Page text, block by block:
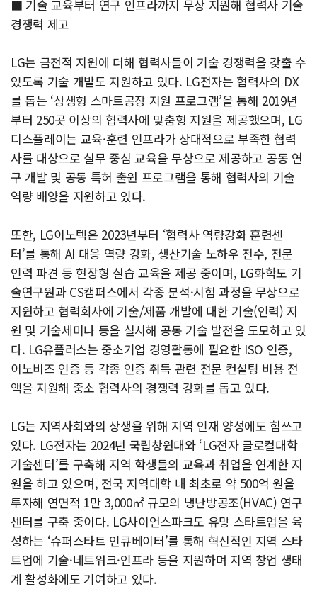
■ 기술 교육부터 연구 인프라까지 무상 지원해 협력사 기술
경쟁력 제고
LG는 금전적 지원에 더해 협력사들이 기술 경쟁력을 갖출 수
있도록 기술 개발도 지원하고 있다. LG전자는 협력사의 DX
를 돕는 ‘상생형 스마트공장 지원 프로그램’을 통해 2019년
부터 250곳 이상의 협력사에 맞춤형 지원을 제공했으며, LG
디스플레이는 교육·훈련 인프라가 상대적으로 부족한 협력
사를 대상으로 실무 중심 교육을 무상으로 제공하고 공동 연
구 개발 및 공동 특허 출원 프로그램을 통해 협력사의 기술
역량 배양을 지원하고 있다.
또한, LG이노텍은 2023년부터 ‘협력사 역량강화 훈련센
터’를 통해 AI 대응 역량 강화, 생산기술 노하우 전수, 전문
인력 파견 등 현장형 실습 교육을 제공 중이며, LG화학도 기
술연구원과 CS캠퍼스에서 각종 분석·시험 과정을 무상으로
지원하고 협력회사에 기술/제품 개발에 대한 기술(인력) 지
원 및 기술세미나 등을 실시해 공동 기술 발전을 도모하고 있
다. LG유플러스는 중소기업 경영활동에 필요한 ISO 인증,
이노비즈 인증 등 각종 인증 취득 관련 전문 컨설팅 비용 전
액을 지원해 중소 협력사의 경쟁력 강화를 돕고 있다.
LG는 지역사회와의 상생을 위해 지역 인재 양성에도 힘쓰고
있다. LG전자는 2024년 국립창원대와 ‘LG전자 글로컬대학
기술센터’를 구축해 지역 학생들의 교육과 취업을 연계한 지
원을 하고 있으며, 전국 지역대학 내 최초로 약 500억 원을
투자해 연면적 1만 3,000㎡ 규모의 냉난방공조(HVAC) 연구
센터를 구축 중이다. LG사이언스파크도 유망 스타트업을 육
성하는 ‘슈퍼스타트 인큐베이터’를 통해 혁신적인 지역 스타
트업에 기술·네트워크·인프라 등을 지원하며 지역 창업 생태
계 활성화에도 기여하고 있다.